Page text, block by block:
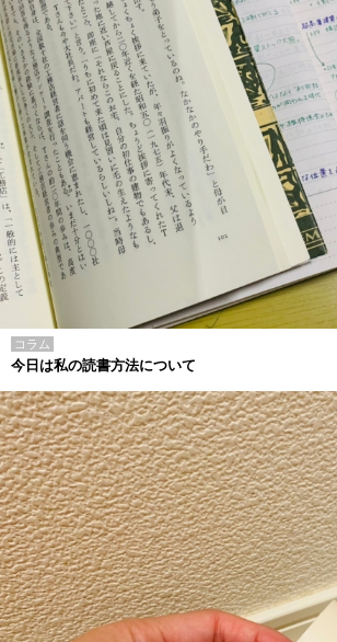
コラム
今日は私の読書方法について